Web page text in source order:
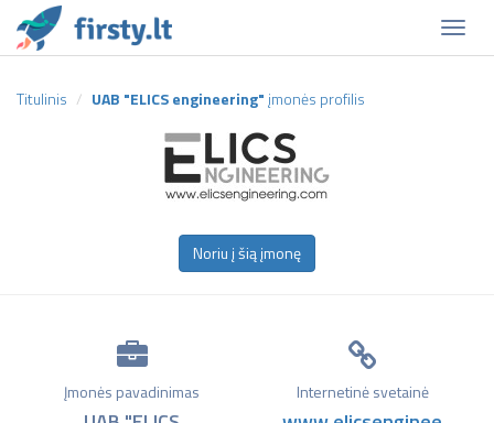
Titulinis UAB "ELICS engineering" įmonės profilis
Noriu į šią įmonę
Įmonės pavadinimas Internetinė svetainė